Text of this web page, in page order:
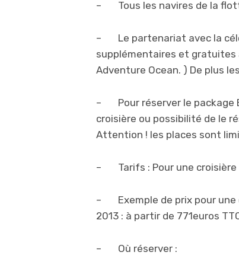
– Tous les navires de la
– Le partenariat avec la
supplémentaires et gratuites
Adventure Ocean. ) De plus
– Pour réserver le package
croisière ou possibilité de le
Attention ! les places sont
– Tarifs : Pour une croisière
– Exemple de prix pour une
2013 : à partir de 771euros
– Où réserver :